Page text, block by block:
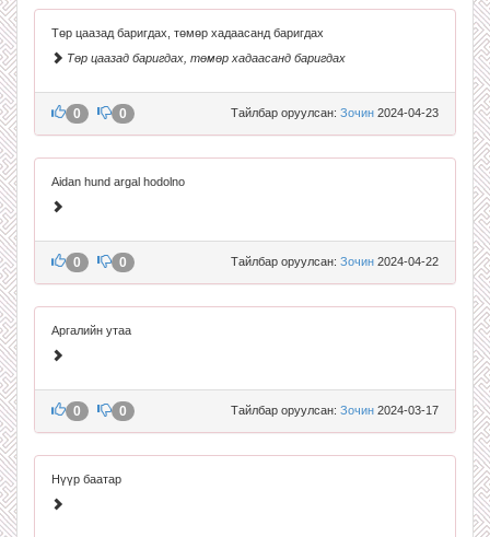
Төр цаазад баригдах, төмөр хадаасанд баригдах
Төр цаазад баригдах, төмөр хадаасанд баригдах
Тайлбар оруулсан: Зочин 2024-04-23
0 0
Aidan hund argal hodolno
Тайлбар оруулсан: Зочин 2024-04-22
0 0
Аргалийн утаа
Тайлбар оруулсан: Зочин 2024-03-17
0 0
Нүүр баатар